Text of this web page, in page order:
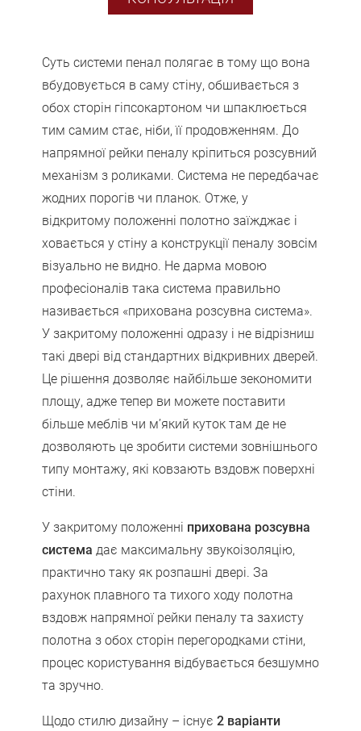
Суть системи пенал полягає в тому що вона
вбудовується в саму стіну, обшивається з
обох сторін гіпсокартоном чи шпаклюється
тим самим стає, ніби, її продовженням. До
напрямної рейки пеналу кріпиться розсувний
механізм з роликами. Система не передбачає
жодних порогів чи планок. Отже, у
відкритому положенні полотно заїжджає і
ховається у стіну а конструкції пеналу зовсім
візуально не видно. Не дарма мовою
професіоналів така система правильно
називається «прихована розсувна система».
У закритому положенні одразу і не відрізниш
такі двері від стандартних відкривних дверей.
Це рішення дозволяє найбільше зекономити
площу, адже тепер ви можете поставити
більше меблів чи м’який куток там де не
дозволяють це зробити системи зовнішнього
типу монтажу, які ковзають вздовж поверхні
стіни.
У закритому положенні прихована розсувна
система дає максимальну звукоізоляцію,
практично таку як розпашні двері. За
рахунок плавного та тихого ходу полотна
вздовж напрямної рейки пеналу та захисту
полотна з обох сторін перегородками стіни,
процес користування відбувається безшумно
та зручно.
Щодо стилю дизайну – існує 2 варіанти